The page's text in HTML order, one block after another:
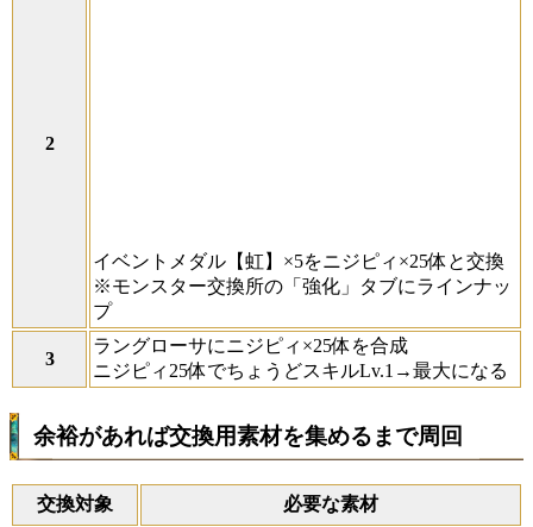
イベントメダル【虹】×5をニジピィ×25体と交換
※モンスター交換所の「強化」タブにラインナッ
プ
ラングローサにニジピィ×25体を合成
ニジピィ25体でちょうどスキルLv.1→最大になる
余裕があれば交換用素材を集めるまで周回
交換対象 必要な素材